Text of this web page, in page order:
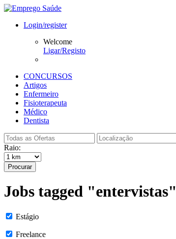
Login/register
Welcome
Ligar/Registo
CONCURSOS
Artigos
Enfermeiro
Fisioterapeuta
Médico
Dentista
Raio:
Procurar
Jobs tagged "entervistas"
Estágio
Freelance